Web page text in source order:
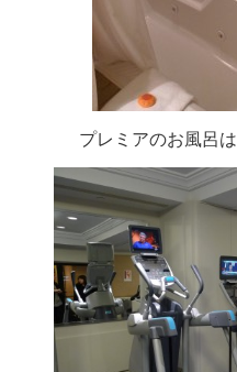
プレミアのお風呂は